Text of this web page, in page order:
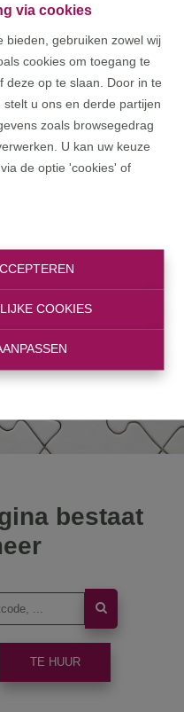
via cookies
bieden, gebruiken zowel wij
cookies om toegang te
deze op te slaan. Door in te
u ons en derde partijen
zoals browsegedrag
U kan uw keuze
de optie 'cookies' of
COOKIES
bestaat
TE HUUR